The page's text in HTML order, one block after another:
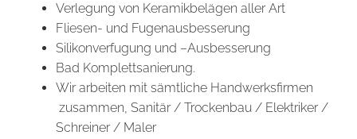
Verlegung von Keramikbelägen aller Art
Fliesen- und Fugenausbesserung
Silikonverfugung und –Ausbesserung
Bad Komplettsanierung.
Wir arbeiten mit sämtliche Handwerksfirmen
zusammen, Sanitär / Trockenbau / Elektriker /
Schreiner / Maler